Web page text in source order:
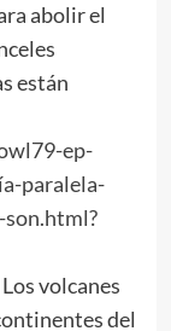
abolir el
están
ep-
paralela-
volcanes
del